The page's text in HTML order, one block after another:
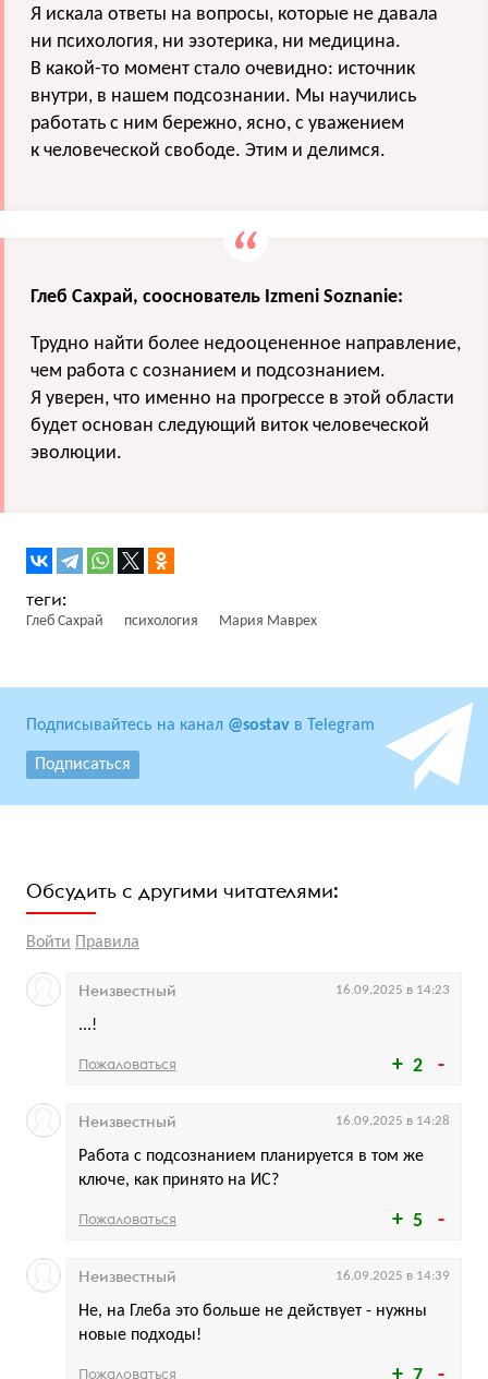
Я искала ответы на вопросы, которые не давала
ни психология, ни эзотерика, ни медицина.
В какой-то момент стало очевидно: источник
внутри, в нашем подсознании. Мы научились
работать с ним бережно, ясно, с уважением
к человеческой свободе. Этим и делимся.
Глеб Сахрай, сооснователь Izmeni Soznanie:
Трудно найти более недооцененное направление,
чем работа с сознанием и подсознанием.
Я уверен, что именно на прогрессе в этой области
будет основан следующий виток человеческой
эволюции.
Глеб Сахрай психология Мария Маврех
Подписывайтесь на канал @sostav в Telegram
Подписаться
Обсудить с другими читателями:
Войти Правила
2
...!
Неизвестный 16.09.2025 в 14:23
Пожаловаться
5
Работа с подсознанием планируется в том же
ключе, как принято на ИС?
Неизвестный 16.09.2025 в 14:28
Пожаловаться
Не, на Глеба это больше не действует - нужны
новые подходы!
Неизвестный 16.09.2025 в 14:39
Пожаловаться